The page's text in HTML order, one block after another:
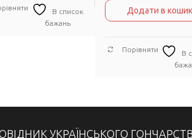
В список
бажань
Додати в кошик
Порівняти
В
УКРАЇНСЬКОГО